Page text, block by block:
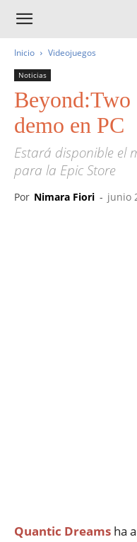
Inicio Videojuegos
Noticias
Beyond:Two
demo en PC
Estará disponible el
para la Epic Store
Por Nimara Fiori - junio
Quantic Dreams ha